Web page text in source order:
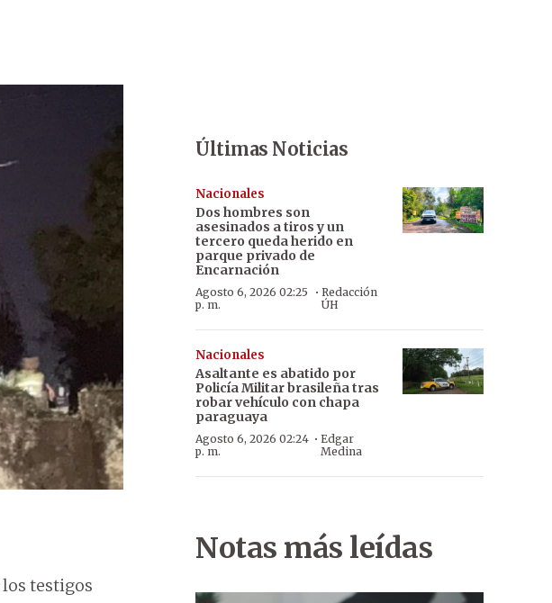
testigos
Últimas Noticias
Nacionales
Dos hombres son
asesinados a tiros y un
tercero queda herido en
parque privado de
Encarnación
Agosto 6, 2026 02:25
p. m.
· Redacción
ÚH
Nacionales
Asaltante es abatido por
Policía Militar brasileña tras
robar vehículo con chapa
paraguaya
Agosto 6, 2026 02:24
p. m.
·Edgar
Medina
Notas más leídas